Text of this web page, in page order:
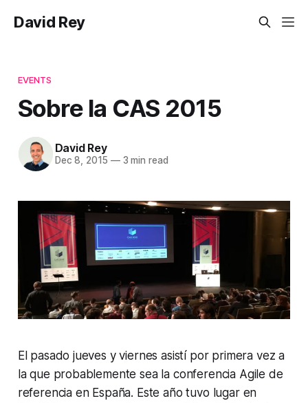
David Rey
EVENTS
Sobre la CAS 2015
David Rey
Dec 8, 2015 —3 min read
El pasado jueves y viernes asistí por primera vez a
la que probablemente sea la conferencia Agile de
referencia en España. Este año tuvo lugar en